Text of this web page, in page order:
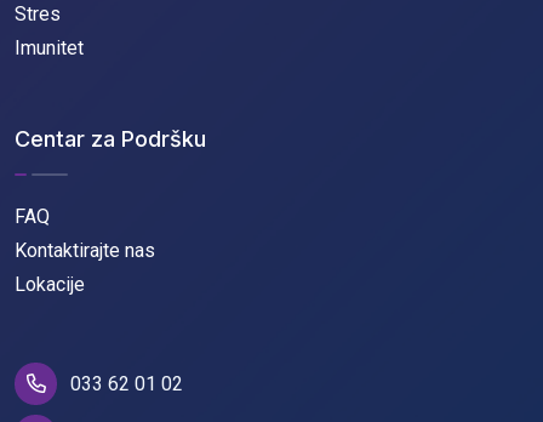
Stres
Imunitet
Centar za Podršku
FAQ
Kontaktirajte nas
Lokacije
033 62 01 02